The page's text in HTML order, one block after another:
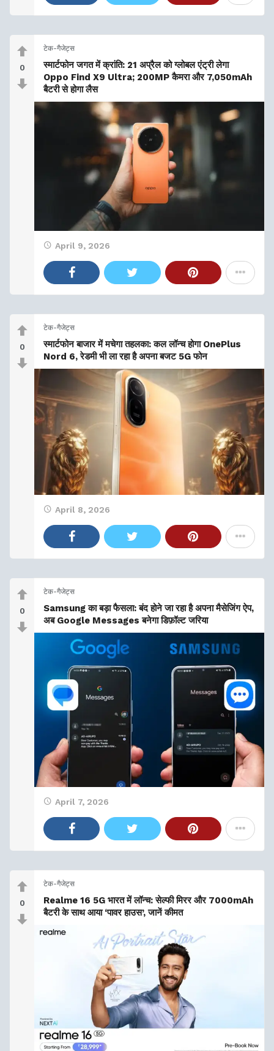
0
टेक-गैजेट्स
स्मार्टफोन जगत में क्रांति: 21 अप्रैल को ग्लोबल एंट्री लेगा
Oppo Find X9 Ultra; 200MP कैमरा और 7,050mAh
बैटरी से होगा लैस
April 9, 2026
0
टेक-गैजेट्स
स्मार्टफोन बाजार में मचेगा तहलका: कल लॉन्च होगा OnePlus
Nord 6, रेडमी भी ला रहा है अपना बजट 5G फोन
April 8, 2026
0
टेक-गैजेट्स
Samsung का बड़ा फैसला: बंद होने जा रहा है अपना मैसेजिंग ऐप,
अब Google Messages बनेगा डिफ़ॉल्ट जरिया
April 7, 2026
0
टेक-गैजेट्स
Realme 16 5G भारत में लॉन्च: सेल्फी मिरर और 7000mAh
बैटरी के साथ आया ‘पावर हाउस’, जानें कीमत